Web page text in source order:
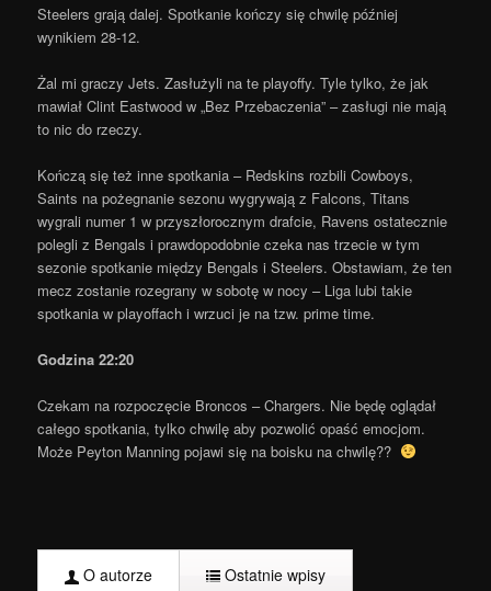
Steelers grają dalej. Spotkanie kończy się chwilę później
wynikiem 28-12.
Żal mi graczy Jets. Zasłużyli na te playoffy. Tyle tylko, że jak
mawiał Clint Eastwood w „Bez Przebaczenia” – zasługi nie mają
to nic do rzeczy.
Kończą się też inne spotkania – Redskins rozbili Cowboys,
Saints na pożegnanie sezonu wygrywają z Falcons, Titans
wygrali numer 1 w przyszłorocznym drafcie, Ravens ostatecznie
polegli z Bengals i prawdopodobnie czeka nas trzecie w tym
sezonie spotkanie między Bengals i Steelers. Obstawiam, że ten
mecz zostanie rozegrany w sobotę w nocy – Liga lubi takie
spotkania w playoffach i wrzuci je na tzw. prime time.
Godzina 22:20
Czekam na rozpoczęcie Broncos – Chargers. Nie będę oglądał
całego spotkania, tylko chwilę aby pozwolić opaść emocjom.
Może Peyton Manning pojawi się na boisku na chwilę??
O autorze Ostatnie wpisy